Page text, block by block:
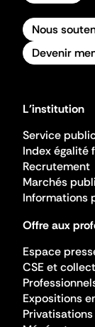
Nous
Devenir
L'institution
Service
Index égalité
Recrutement
Marchés
Informations
Offre aux
Espace
CSE et
Expositions
Privatisations